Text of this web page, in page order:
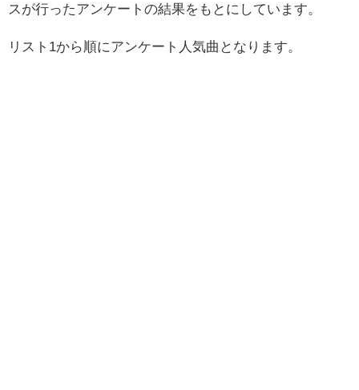
スが行ったアンケートの結果をもとにしています。
リスト1から順にアンケート人気曲となります。